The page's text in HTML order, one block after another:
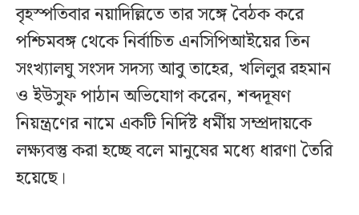
বৃহস্পতিবার নয়াদিল্লিতে তার সঙ্গে বৈঠক করে
পশ্চিমবঙ্গ থেকে নির্বাচিত এনসিপিআইয়ের তিন
সংখ্যালঘু সংসদ সদস্য আবু তাহের, খলিলুর রহমান
ও ইউসুফ পাঠান অভিযোগ করেন, শব্দদূষণ
নিয়ন্ত্রণের নামে একটি নির্দিষ্ট ধর্মীয় সম্প্রদায়কে
লক্ষ্যবস্তু করা হচ্ছে বলে মানুষের মধ্যে ধারণা তৈরি
হয়েছে।